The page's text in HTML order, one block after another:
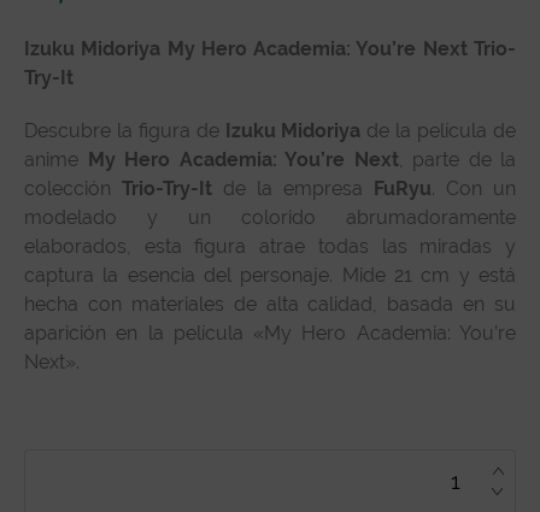
Izuku Midoriya My Hero Academia: You’re Next Trio-
Try-It
Descubre la figura de Izuku Midoriya de la película de
anime
My Hero Academia: You’re Next, parte de la
colección Trio-Try-It de la empresa FuRyu. Con un
modelado y un colorido abrumadoramente
elaborados, esta figura atrae todas las miradas y
captura la esencia del personaje. Mide 21 cm y está
hecha con materiales de alta calidad, basada en su
aparición en la película «My Hero Academia: You’re
Next».